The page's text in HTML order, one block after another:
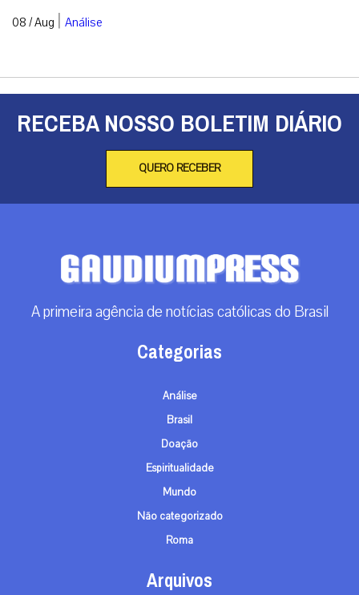
08 / Aug | Análise
RECEBA NOSSO BOLETIM DIÁRIO
QUERO RECEBER
A primeira agência de notícias católicas do Brasil
Categorias
Análise
Brasil
Doação
Espiritualidade
Mundo
Não categorizado
Roma
Arquivos